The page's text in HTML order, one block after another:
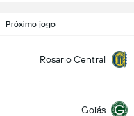
Próximo jogo
Rosario Central
Goiás